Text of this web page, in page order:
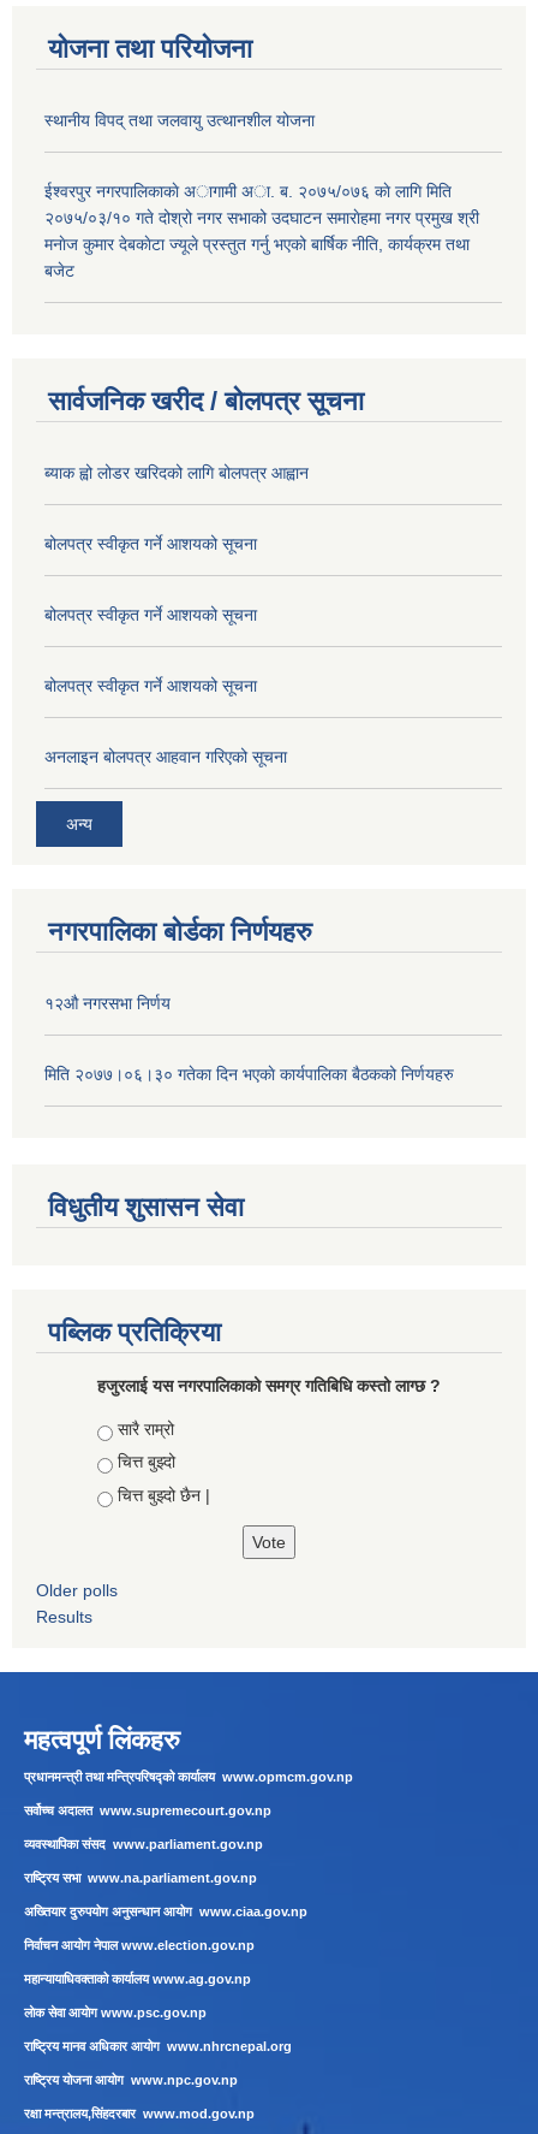
योजना तथा परियोजना
स्थानीय विपद् तथा जलवायु उत्थानशील योजना
ईश्वरपुर नगरपालिकाकाे अागामी अा. ब. २०७५/०७६ काे लागि मिति
२०७५/०३/१० गते दोश्रो नगर सभाको उदघाटन समाराेहमा नगर प्रमुख श्री
मनाेज कुमार देबकाेटा ज्यूले प्रस्तुत गर्नु भएको बार्षिक नीति, कार्यक्रम तथा
बजेट
सार्वजनिक खरीद / बोलपत्र सूचना
ब्याक ह्वो लोडर खरिदको लागि बोलपत्र आह्वान
बोलपत्र स्वीकृत गर्ने आशयको सूचना
बोलपत्र स्वीकृत गर्ने आशयको सूचना
बोलपत्र स्वीकृत गर्ने आशयको सूचना
अनलाइन बोलपत्र आहवान गरिएको सूचना
अन्य
नगरपालिका बोर्डका निर्णयहरु
१२औ नगरसभा निर्णय
मिति २०७७।०६।३० गतेका दिन भएकाे कार्यपालिका बैठकको निर्णयहरु
विधुतीय शुसासन सेवा
पब्लिक प्रतिक्रिया
हजुरलाई यस नगरपालिकाको समग्र गतिबिधि कस्तो लाग्छ ?
Choices
सारै राम्रो
चित्त बुझ्दो
चित्त बुझ्दो छैन |
Older polls
Results
महत्वपूर्ण लिंकहरु
प्रधानमन्त्री तथा मन्त्रिपरिषद्को कार्यालय www.opmcm.gov.np
सर्वोच्च अदालत www.supremecourt.gov.np
व्यवस्थापिका संसद www.parliament.gov.np
राष्ट्रिय सभा www.na.parliament.gov.np
अख्तियार दुरुपयोग अनुसन्धान आयोग www.ciaa.gov.np
निर्वाचन आयोग नेपालwww.election.gov.np
महान्यायाधिवक्ताको कार्यालयwww.ag.gov.np
लाेक सेवा आयाेगwww.psc.gov.np
राष्ट्रिय मानव अधिकार आयोग www.nhrcnepal.org
राष्ट्रिय योजना आयोग www.npc.gov.np
रक्षा मन्त्रालय,सिंहदरबार www.mod.gov.np